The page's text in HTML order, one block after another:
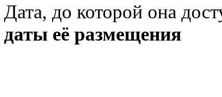
Дата, до которой она
даты её размещения